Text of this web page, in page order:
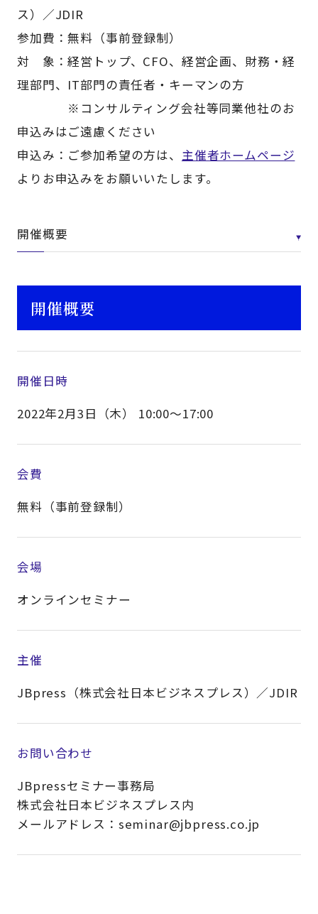
ス）／JDIR
参加費：無料（事前登録制）
対 象：経営トップ、CFO、経営企画、財務・経
理部門、IT部門の責任者・キーマンの方
※コンサルティング会社等同業他社のお
申込みはご遠慮ください
申込み：ご参加希望の方は、 主催者ホームページ
よりお申込みをお願いいたします。
開催概要
開催概要
開催日時
2022年2月3日（木） 10:00～17:00
会費
無料（事前登録制）
会場
オンラインセミナー
主催
JBpress（株式会社日本ビジネスプレス）／JDIR
お問い合わせ
JBpressセミナー事務局
株式会社日本ビジネスプレス内
メールアドレス：seminar@jbpress.co.jp